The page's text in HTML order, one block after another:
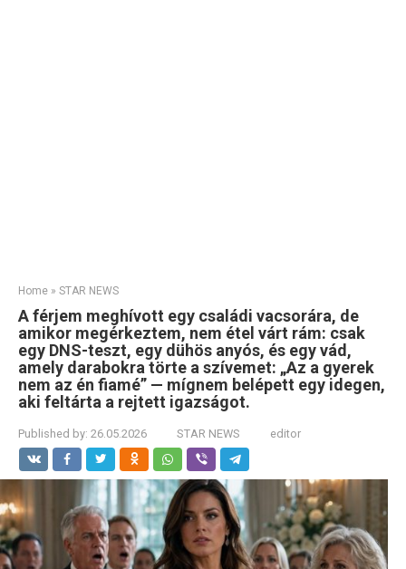
Home » STAR NEWS
A férjem meghívott egy családi vacsorára, de
amikor megérkeztem, nem étel várt rám: csak
egy DNS-teszt, egy dühös anyós, és egy vád,
amely darabokra törte a szívemet: „Az a gyerek
nem az én fiamé” — mígnem belépett egy idegen,
aki feltárta a rejtett igazságot.
Published by: 26.05.2026 STAR NEWS editor